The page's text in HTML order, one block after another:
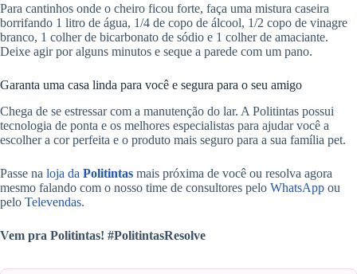
Para cantinhos onde o cheiro ficou forte, faça uma mistura caseira
borrifando 1 litro de água, 1/4 de copo de álcool, 1/2 copo de vinagre
branco, 1 colher de bicarbonato de sódio e 1 colher de amaciante.
Deixe agir por alguns minutos e seque a parede com um pano.
Garanta uma casa linda para você e segura para o seu amigo
Chega de se estressar com a manutenção do lar. A Politintas possui
tecnologia de ponta e os melhores especialistas para ajudar você a
escolher a cor perfeita e o produto mais seguro para a sua família pet.
Passe na loja da Politintas mais próxima de você ou resolva agora
mesmo falando com o nosso time de consultores pelo WhatsApp ou
pelo Televendas.
Vem pra Politintas! #PolitintasResolve